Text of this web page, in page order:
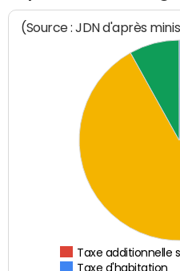
(Source : JDN d'après
Taxe additionnelle
Taxe d'habitation